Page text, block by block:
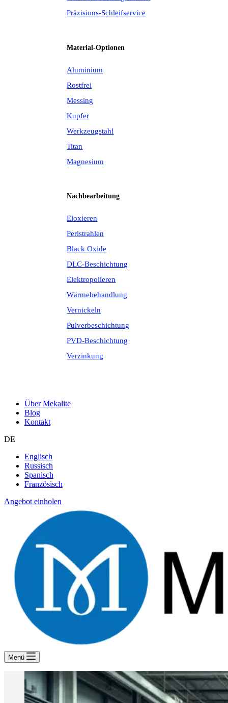
Präzisions-Schleifservice
Material-Optionen
Aluminium
Rostfrei
Messing
Kupfer
Werkzeugstahl
Titan
Magnesium
Nachbearbeitung
Eloxieren
Perlstrahlen
Black Oxide
DLC-Beschichtung
Elektropolieren
Wärmebehandlung
Vernickeln
Pulverbeschichtung
PVD-Beschichtung
Verzinkung
Über Mekalite
Blog
Kontakt
DE
Englisch
Russisch
Spanisch
Französisch
Angebot einholen
Menü